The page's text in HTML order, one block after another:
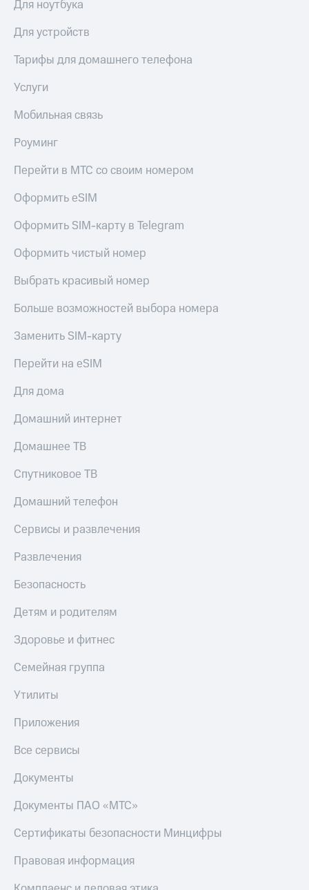
Для ноутбука
Для устройств
Тарифы для домашнего телефона
Услуги
Мобильная связь
Роуминг
Перейти в МТС со своим номером
Оформить eSIM
Оформить SIM-карту в Telegram
Оформить чистый номер
Выбрать красивый номер
Больше возможностей выбора номера
Заменить SIM-карту
Перейти на eSIM
Для дома
Домашний интернет
Домашнее ТВ
Спутниковое ТВ
Домашний телефон
Сервисы и развлечения
Развлечения
Безопасность
Детям и родителям
Здоровье и фитнес
Семейная группа
Утилиты
Приложения
Все сервисы
Документы
Документы ПАО «МТС»
Сертификаты безопасности Минцифры
Правовая информация